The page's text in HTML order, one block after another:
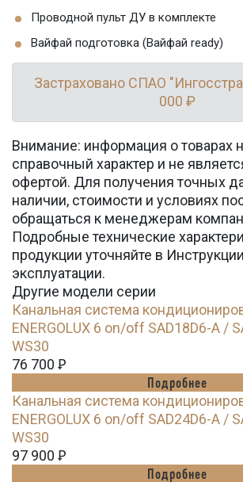
Проводной пульт ДУ в комплекте
Вайфай подготовка (Вайфай ready)
Застраховано СПАО
000 ₽
Внимание: информация о товарах
справочный характер и не
офертой. Для получения точных
наличии, стоимости и условиях
обращаться к менеджерам
Подробные технические
продукции уточняйте в
эксплуатации.
Другие модели серии
Канальная система
ENERGOLUX 6 on/off SAD18D6-A /
WS30
76 700 Ꝑ
Подробнее
Канальная система
ENERGOLUX 6 on/off SAD24D6-A /
WS30
97 900 Ꝑ
Подробнее